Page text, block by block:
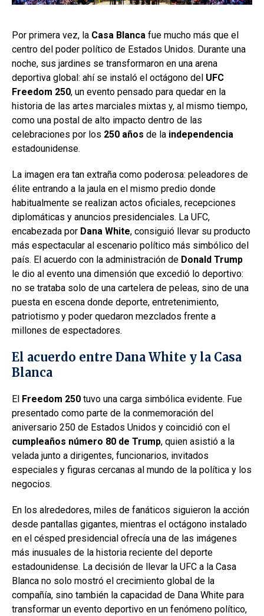
Por primera vez, la Casa Blanca fue mucho más que el
centro del poder político de Estados Unidos. Durante una
noche, sus jardines se transformaron en una arena
deportiva global: ahí se instaló el octágono del UFC
Freedom 250, un evento pensado para quedar en la
historia de las artes marciales mixtas y, al mismo tiempo,
como una postal de alto impacto dentro de las
celebraciones por los 250 años de la independencia
estadounidense.
La imagen era tan extraña como poderosa: peleadores de
élite entrando a la jaula en el mismo predio donde
habitualmente se realizan actos oficiales, recepciones
diplomáticas y anuncios presidenciales. La UFC,
encabezada por Dana White, consiguió llevar su producto
más espectacular al escenario político más simbólico del
país. El acuerdo con la administración de Donald Trump
le dio al evento una dimensión que excedió lo deportivo:
no se trataba solo de una cartelera de peleas, sino de una
puesta en escena donde deporte, entretenimiento,
patriotismo y poder quedaron mezclados frente a
millones de espectadores.
El acuerdo entre Dana White y la Casa
Blanca
El Freedom 250 tuvo una carga simbólica evidente. Fue
presentado como parte de la conmemoración del
aniversario 250 de Estados Unidos y coincidió con el
cumpleaños número 80 de Trump, quien asistió a la
velada junto a dirigentes, funcionarios, invitados
especiales y figuras cercanas al mundo de la política y los
negocios.
En los alrededores, miles de fanáticos siguieron la acción
desde pantallas gigantes, mientras el octágono instalado
en el césped presidencial ofrecía una de las imágenes
más inusuales de la historia reciente del deporte
estadounidense. La decisión de llevar la UFC a la Casa
Blanca no solo mostró el crecimiento global de la
compañía, sino también la capacidad de Dana White para
transformar un evento deportivo en un fenómeno político,